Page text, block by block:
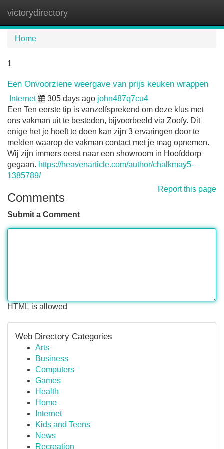
victorydirectory
Home
1
Een Onvoorziene weergave van prijs keuken wrappen
Internet 305 days ago john487q7cu4
Een Ten eerste tip is vanzelfsprekend om deze klus met
ons vakman uit te besteden, bijvoorbeeld via Zoofy. Dit
enige het je hoeft te doen kan zijn 3 ervaringen door te
melden waarop de vakman contact met je mag opnemen.
Wij zijn immers eerst naar een showroom in Hoofddorp
gegaan. https://heavenarticle.com/author/chalkmay5-
1385789/
Report this page
Comments
Submit a Comment
HTML is allowed
Web Directory Categories
Arts
Business
Computers
Games
Health
Home
Internet
Kids and Teens
News
Recreation